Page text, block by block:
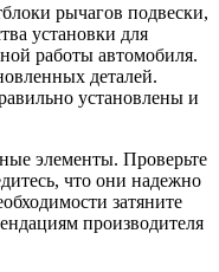
рычагов подвески,
установки для
работы автомобиля.
деталей.
установлены и
элементы. Проверьте
что они надежно
затяните
производителя